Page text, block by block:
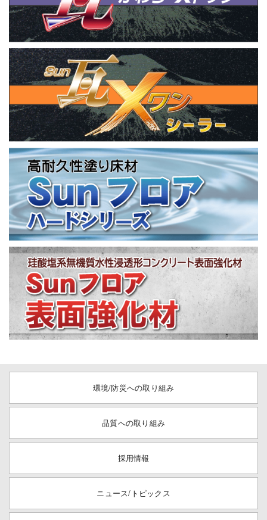
環境/防災への取り組み
品質への取り組み
採用情報
ニュース/トピックス